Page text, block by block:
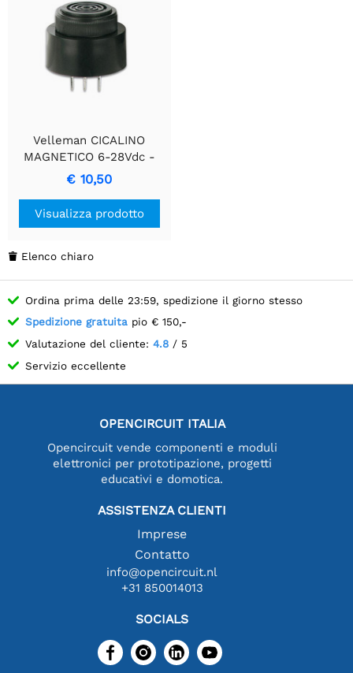
Velleman CICALINO
MAGNETICO 6-28Vdc -
Avvisi Sonori Precisi
€ 10,50
Visualizza prodotto
 Elenco chiaro
Ordina prima delle 23:59, spedizione il giorno stesso
Spedizione gratuita pio € 150,-
Valutazione del cliente: 4.8 / 5
Servizio eccellente
OPENCIRCUIT ITALIA
Opencircuit vende componenti e moduli
elettronici per prototipazione, progetti
educativi e domotica.
ASSISTENZA CLIENTI
Imprese
Contatto
info@opencircuit.nl
+31 850014013
SOCIALS